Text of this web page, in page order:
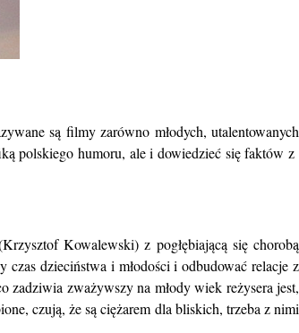
są filmy zarówno młodych, utalentowanych
polskiego humoru, ale i dowiedzieć się faktów z
Kowalewski) z pogłębiającą się chorobą
dzieciństwa i młodości i odbudować relacje z
zadziwia zważywszy na młody wiek reżysera jest,
czują, że są ciężarem dla bliskich, trzeba z nimi